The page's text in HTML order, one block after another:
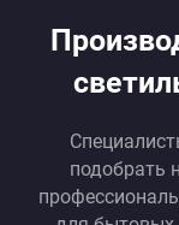
подобрать